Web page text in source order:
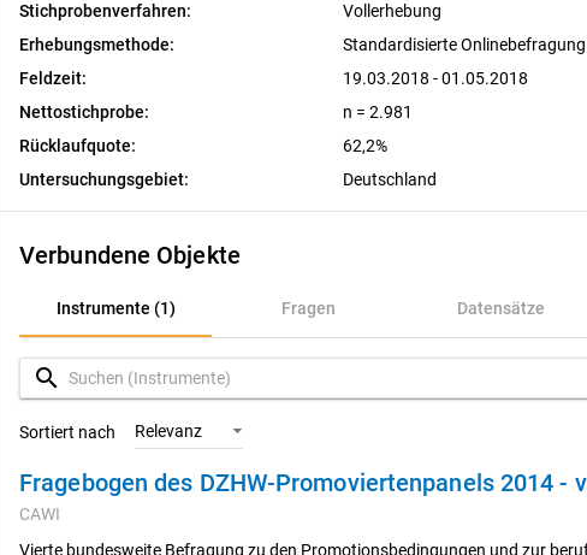
Stichprobenverfahren:
Vollerhebung
Erhebungsmethode:
Standardisierte Onlinebefragung
Feldzeit:
19.03.2018 - 01.05.2018
Nettostichprobe:
n = 2.981
Rücklaufquote:
62,2%
Untersuchungsgebiet:
Deutschland
Verbundene Objekte
Instrumente (1) Fragen Datensätze
Instrumente (1)
Fragen
Datensätze
Variablen
Konzepte
search
Sortiert nach Relevanz
Fragebogen des DZHW-Promoviertenpanels 2014 -
CAWI
Vierte bundesweite Befragung zu den Promotionsbedingungen und zur